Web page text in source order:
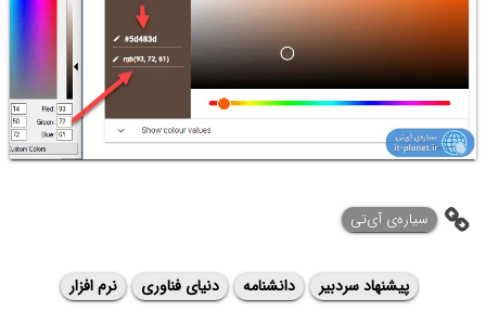
سیاره‌ی ‌آی‌تی
پیشنهاد سردبیر دانشنامه دنیای فناوری
نرم افزار